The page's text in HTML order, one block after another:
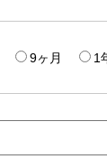
9ヶ月 1